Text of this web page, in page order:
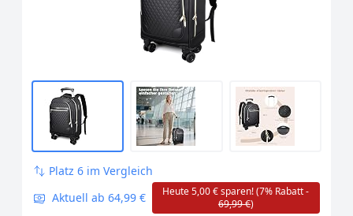
Platz 6 im Vergleich
Aktuell ab 64,99 €
Heute 5,00 € sparen! (7% Rabatt -
69,99 €)